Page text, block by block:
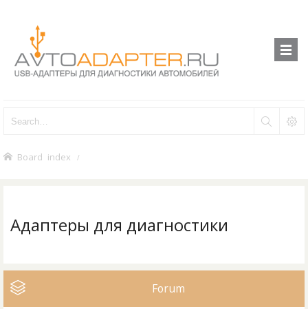
Board index
Адаптеры для диагностики
Forum